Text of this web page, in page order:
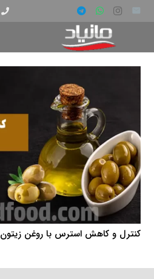
کنترل و کاهش استرس با روغن زیتون